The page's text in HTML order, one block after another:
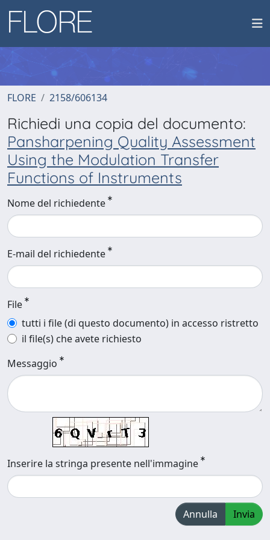
FLORE 2158/606134
Richiedi una copia del documento:
Pansharpening Quality Assessment
Using the Modulation Transfer
Functions of Instruments
Nome del richiedente
E-mail del richiedente
File
tutti i file (di questo documento) in accesso ristretto
il file(s) che avete richiesto
Messaggio
Inserire la stringa presente nell'immagine
Annulla Invia